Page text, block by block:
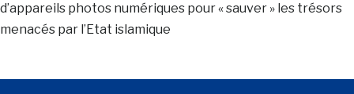
d’appareils photos numériques pour « sauver » les trésors
menacés par l’Etat islamique